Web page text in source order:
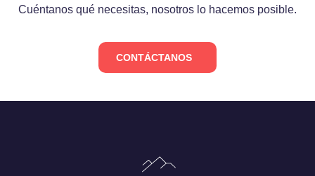
Cuéntanos qué necesitas, nosotros lo hacemos posible.
CONTÁCTANOS